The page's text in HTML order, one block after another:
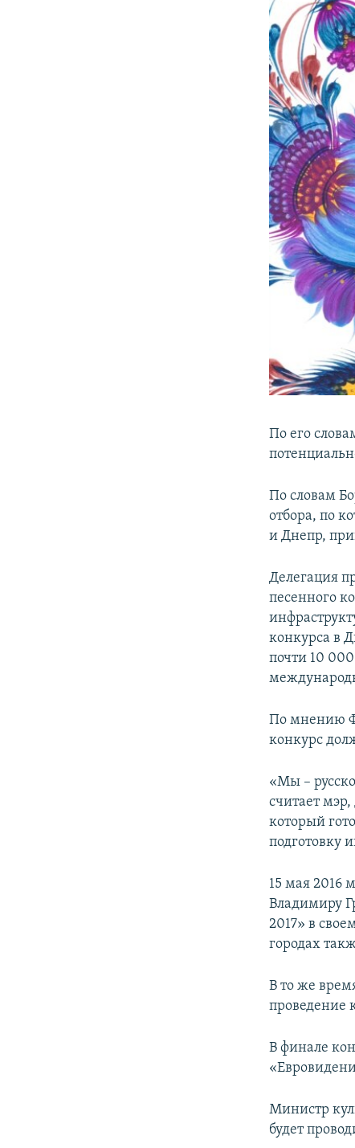
По его
По словам
отбора, по
и Днепр,
Делегация
песенного
конкурса в
почти 10
По мнению
конкурс
«Мы –
считает
который
подготовку
15 мая 2016
Владимиру
2017» в
городах
В то же
проведение
В финале
Министр
будет